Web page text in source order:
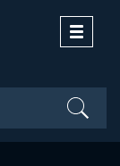
Toggle